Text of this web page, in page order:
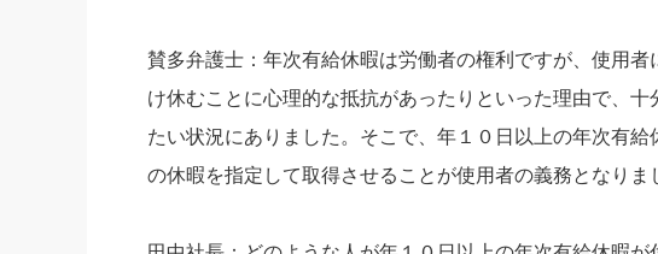
賛多弁護士：年次有給休暇は労働者の権利ですが、使用
け休むことに心理的な抵抗があったりといった理由で、
たい状況にありました。そこで、年１０日以上の年次有
の休暇を指定して取得させることが使用者の義務となりま